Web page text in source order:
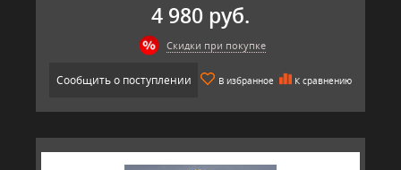
4 980 руб.
Скидки при покупке
Сообщить о поступлении В избранное К сравнению